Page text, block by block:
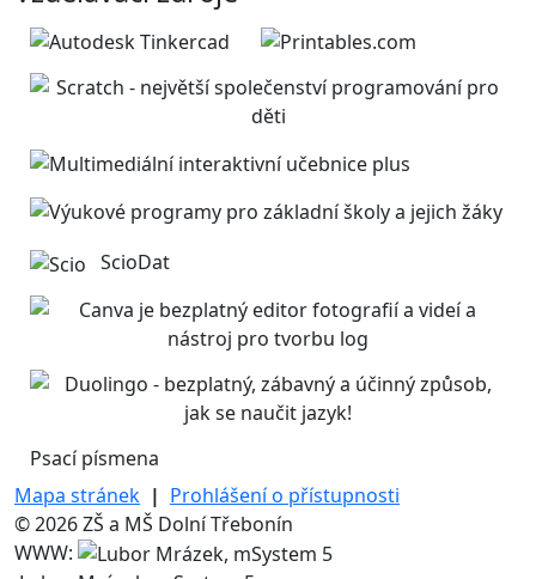
ScioDat
Psací písmena
Mapa stránek | Prohlášení o přístupnosti
© 2026 ZŠ a MŠ Dolní Třebonín
WWW: